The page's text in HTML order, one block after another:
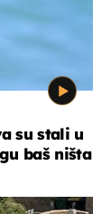
su stali u
baš ništa